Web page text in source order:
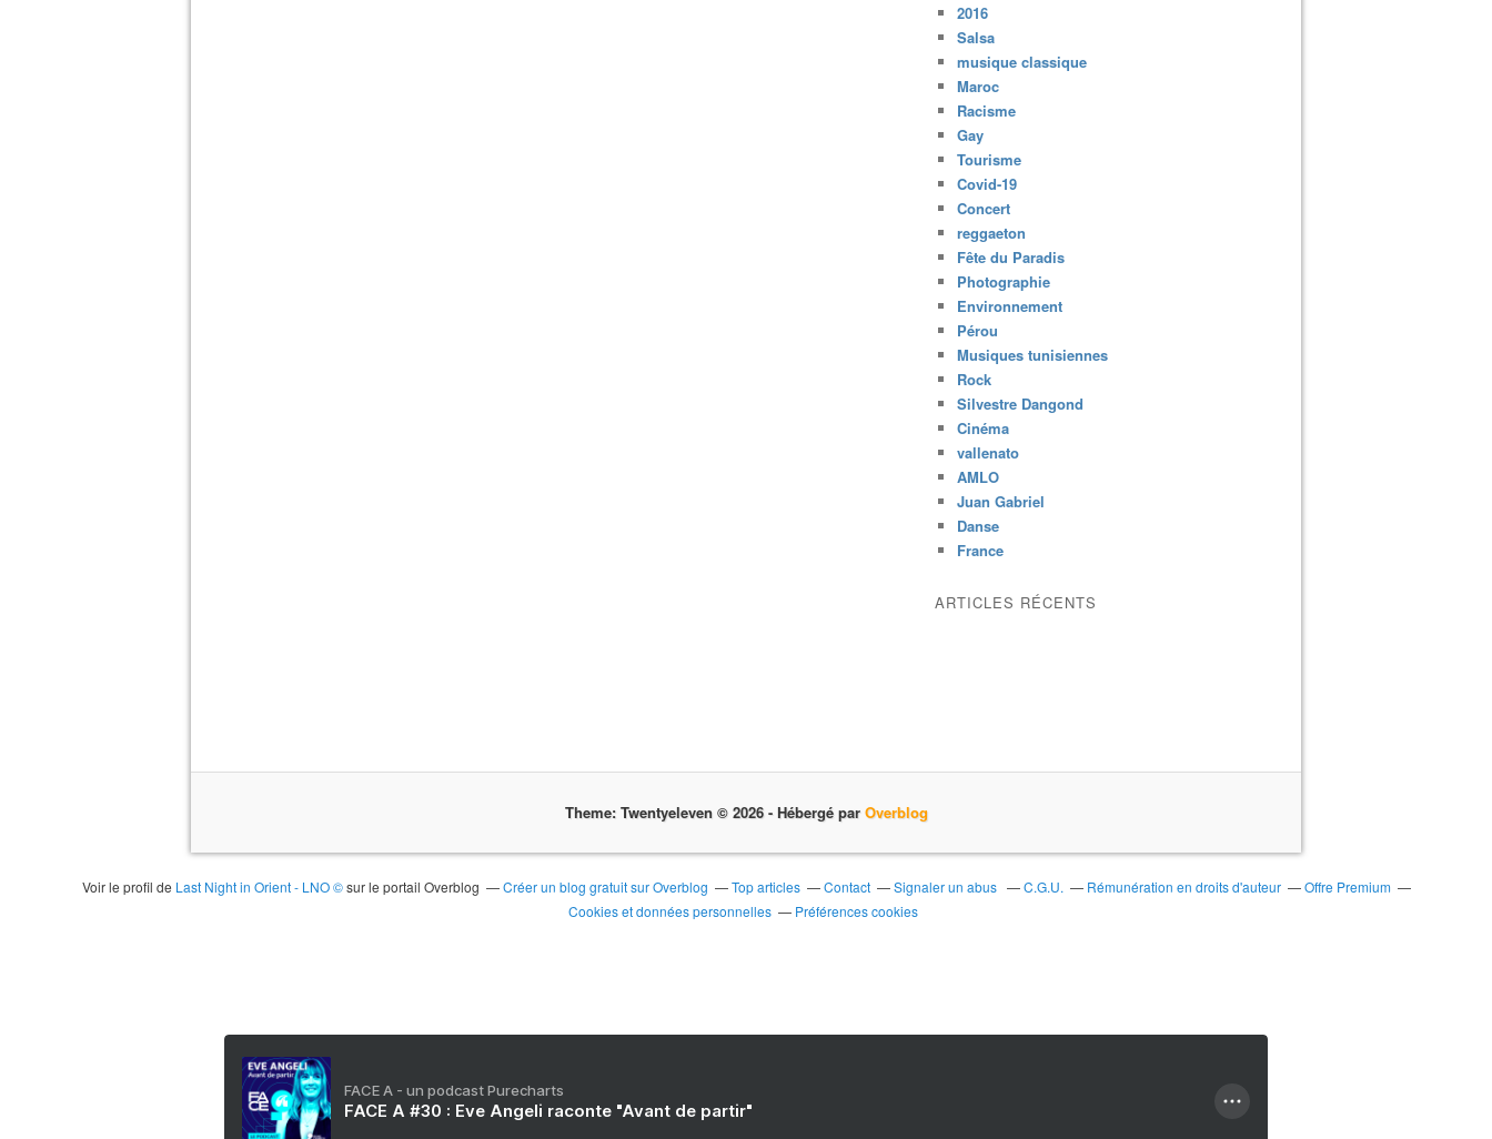
2016
Salsa
musique classique
Maroc
Racisme
Gay
Tourisme
Covid-19
Concert
reggaeton
Fête du Paradis
Photographie
Environnement
Pérou
Musiques tunisiennes
Rock
Silvestre Dangond
Cinéma
vallenato
AMLO
Juan Gabriel
Danse
France
ARTICLES RÉCENTS
Theme: Twentyeleven © 2026 - Hébergé par Overblog
Voir le profil de Last Night in Orient - LNO ©sur le portail Overblog Créer un blog gratuit sur Overblog Top articles Contact Signaler un abus C.G.U. Rémunération en droits d'auteur
Offre Premium
Cookies et données personnelles
Préférences cookies
FACE A - un podcast Purecharts
FACE A #30 : Eve Angeli raconte "Avant de partir"